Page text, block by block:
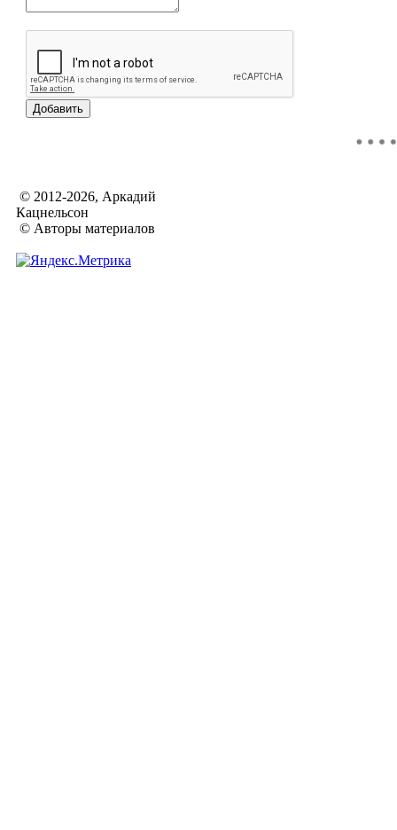
© 2012-2026, Аркадий
Кацнельсон
© Авторы материалов